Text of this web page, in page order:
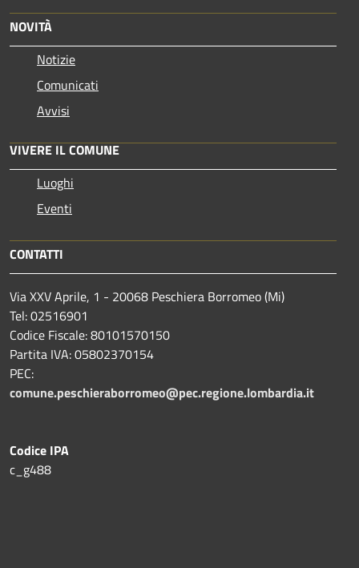
NOVITÀ
Notizie
Comunicati
Avvisi
VIVERE IL COMUNE
Luoghi
Eventi
CONTATTI
Via XXV Aprile, 1 - 20068 Peschiera Borromeo (Mi)
Tel: 02516901
Codice Fiscale: 80101570150
Partita IVA: 05802370154
PEC:
comune.peschieraborromeo@pec.regione.lombardia.it
Codice IPA
c_g488